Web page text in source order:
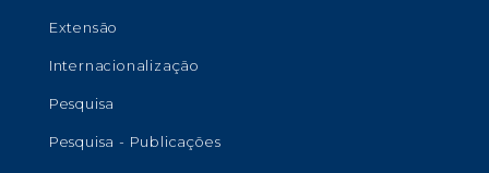
Extensão
Internacionalização
Pesquisa
Pesquisa - Publicações